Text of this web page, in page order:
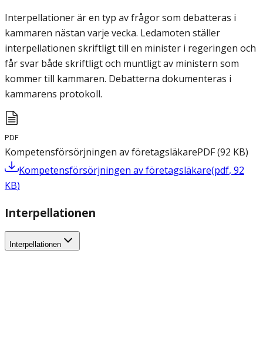
Interpellationer är en typ av frågor som debatteras i
kammaren nästan varje vecka. Ledamoten ställer
interpellationen skriftligt till en minister i regeringen och
får svar både skriftligt och muntligt av ministern som
kommer till kammaren. Debatterna dokumenteras i
kammarens protokoll.
PDF
Kompetensförsörjningen av företagsläkarePDF(92 KB)
Kompetensförsörjningen av företagsläkare(pdf, 92
KB)
Interpellationen
Interpellationen